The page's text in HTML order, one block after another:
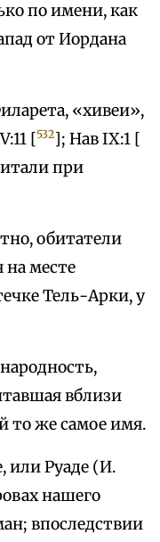
по имени, как
от Иордана
«хивеи»,
[532]; Нав IX:1 [
при
обитатели
на месте
Тель-Арки, у
вблизи
то же самое имя.
или Руаде (И.
нашего
впоследствии